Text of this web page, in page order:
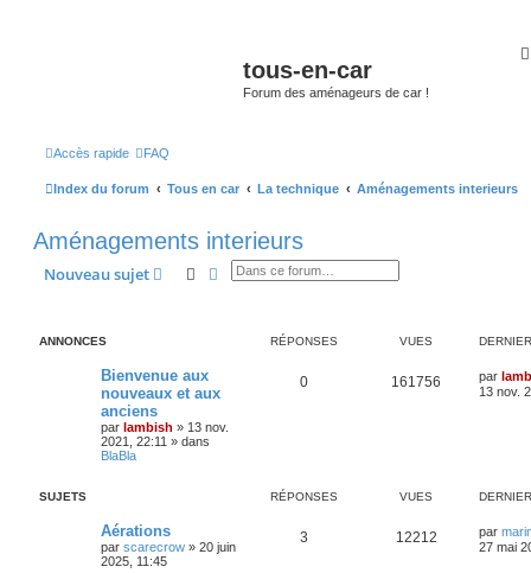
tous-en-car
Forum des aménageurs de car !
Accès rapide FAQ
Index du forum Tous en car La technique Aménagements interieurs
Aménagements interieurs
Nouveau sujet Rechercher
Recherche avancée
ANNONCES RÉPONSES VUES
Bienvenue aux
nouveaux et aux
anciens
par lambish » 13 nov.
2021, 22:11 » dans
BlaBla
0 161756 par
13 nov.
SUJETS RÉPONSES VUES
Aérations
par scarecrow » 20 juin
2025, 11:45
3 12212 par
27 mai